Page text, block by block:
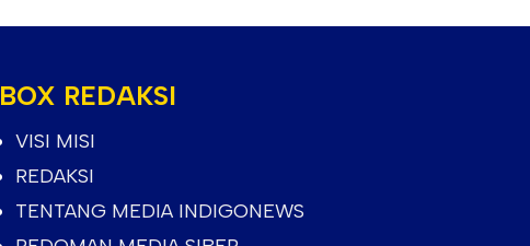
BOX REDAKSI
VISI MISI
REDAKSI
TENTANG MEDIA INDIGONEWS